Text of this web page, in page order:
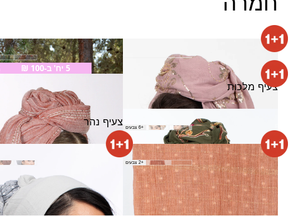
צעיף להבה
120.00
צעיף לוסי
₪50.00
צעיף מלכות
5 יח' ב-100 ₪
50.00 +6 צבעים צעיף נהר
צעיף נטלי
₪50.00 +2 צבעים
צעיף סוכות
→
1
3